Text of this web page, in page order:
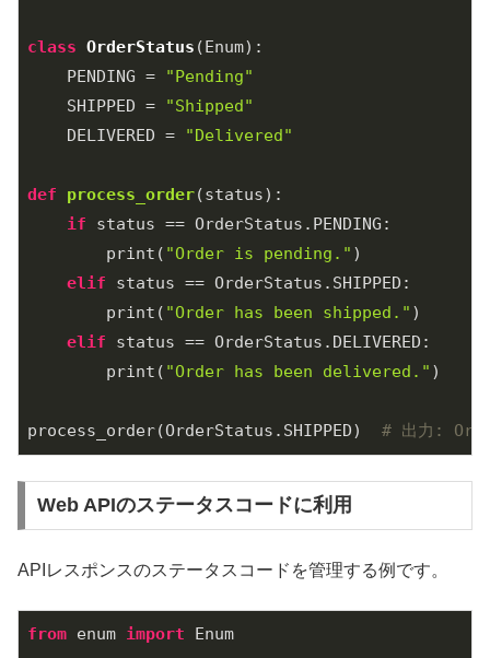
class OrderStatus (Enum) :
    PENDING =
"Pending"
    SHIPPED =
"Shipped"
    DELIVERED =
"Delivered"
def process_order(status) :
if status == OrderStatus.PENDING:
        print(
"Order is pending." )
elif status == OrderStatus.SHIPPED:
        print(
"Order has been shipped." )
elif status == OrderStatus.DELIVERED:
        print(
"Order has been delivered." )
process_order(OrderStatus.SHIPPED) # 出力:
Web APIのステータスコードに利用
APIレスポンスのステータスコードを管理する例です。
from enum import Enum